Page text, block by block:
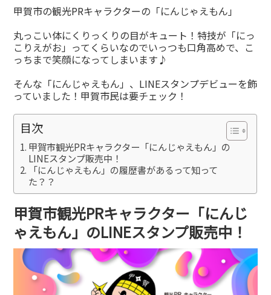
有
甲賀市の観光PRキャラクターの「にんじゃえもん」
丸っこい体にくりっくりの目がキュート！特技が「にっ
こりえがお」ってくらいなのでいっつも口角高めで、こ
っちまで笑顔になってしまいます♪
そんな「にんじゃえもん」、LINEスタンプデビューを飾
っていました！甲賀市民は要チェック！
目次
甲賀市観光PRキャラクター「にんじゃえもん」の
LINEスタンプ販売中！
「にんじゃえもん」の履歴書があるって知って
た？？
甲賀市観光PRキャラクター「にんじ
ゃえもん」のLINEスタンプ販売中！